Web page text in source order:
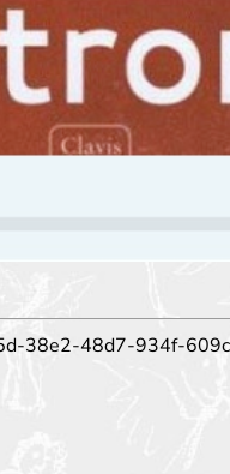
38e2-48d7-934f-